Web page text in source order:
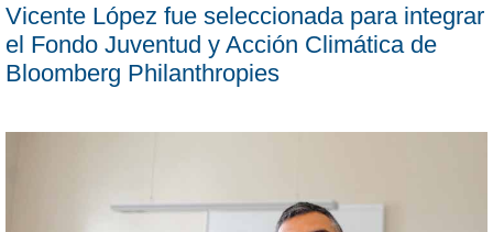
Vicente López fue seleccionada para integrar
el Fondo Juventud y Acción Climática de
Bloomberg Philanthropies